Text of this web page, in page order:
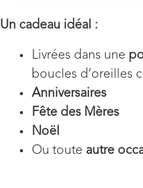
Un cadeau idéal :
Livrées dans une
boucles d’oreilles
Anniversaires
Fête des Mères
Noël
Ou toute autre